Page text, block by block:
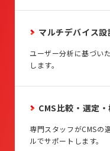
マルチデバイス設
ユーザー分析に基づい
します。
CMS比較・選定
専門スタッフがCMSの
ルでサポートします。